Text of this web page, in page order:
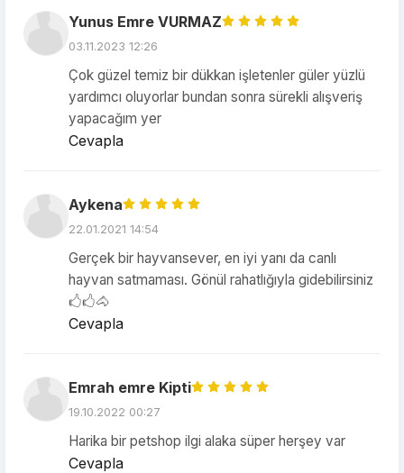
Yunus Emre VURMAZ
03.11.2023 12:26
Çok güzel temiz bir dükkan işletenler güler yüzlü
yardımcı oluyorlar bundan sonra sürekli alışveriş
yapacağım yer
Cevapla
Aykena
22.01.2021 14:54
Gerçek bir hayvansever, en iyi yanı da canlı
hayvan satmaması. Gönül rahatlığıyla gidebilirsiniz
🖒🖒🐴
Cevapla
Emrah emre Kipti
19.10.2022 00:27
Harika bir petshop ilgi alaka süper herşey var
Cevapla